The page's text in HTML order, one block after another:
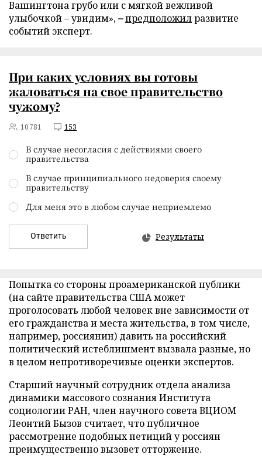
Вашингтона грубо или с мягкой вежливой
улыбочкой – увидим»,–предположилразвитие
событий эксперт.
При каких условиях вы готовы
жаловаться на свое правительство
чужому?
10781 153
В случае несогласия с действиями своего
правительства
В случае принципиального недоверия своему
правительству
Для меня это в любом случае неприемлемо
Ответить Результаты
Попытка со стороны проамериканской публики
(на сайте правительства США может
проголосовать любой человек вне зависимости от
его гражданства и места жительства, в том числе,
например, россиянин) давить на российский
политический истеблишмент вызвала разные, но
в целом непротиворечивые оценки экспертов.
Старший научный сотрудник отдела анализа
динамики массового сознания Института
социологии РАН, член научного совета ВЦИОМ
Леонтий Бызов считает, что публичное
рассмотрение подобных петиций у россиян
преимущественно вызовет отторжение.